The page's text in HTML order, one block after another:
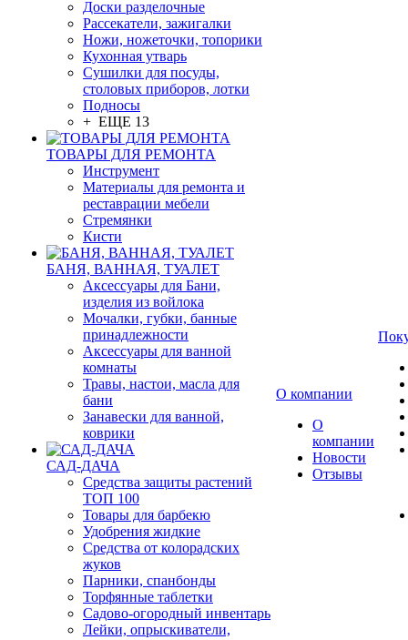
Доски разделочные
Рассекатели, зажигалки
Ножи, ножеточки, топорики
Кухонная утварь
Сушилки для посуды,
столовых приборов, лотки
Подносы
+ ЕЩЕ 13
ТОВАРЫ ДЛЯ РЕМОНТА
Инструмент
Материалы для ремонта и
реставрации мебели
Стремянки
Кисти
БАНЯ, ВАННАЯ, ТУАЛЕТ
Аксессуары для Бани,
изделия из войлока
Мочалки, губки, банные
принадлежности
Аксессуары для ванной
комнаты
Травы, настои, масла для
бани
Занавески для ванной,
коврики
САД-ДАЧА
Средства защиты растений
ТОП 100
Товары для барбекю
Удобрения жидкие
Средства от колорадских
жуков
Парники, спанбонды
Торфянные таблетки
Садово-огородный инвентарь
Лейки, опрыскиватели,
О компании
О
компании
Новости
Отзывы